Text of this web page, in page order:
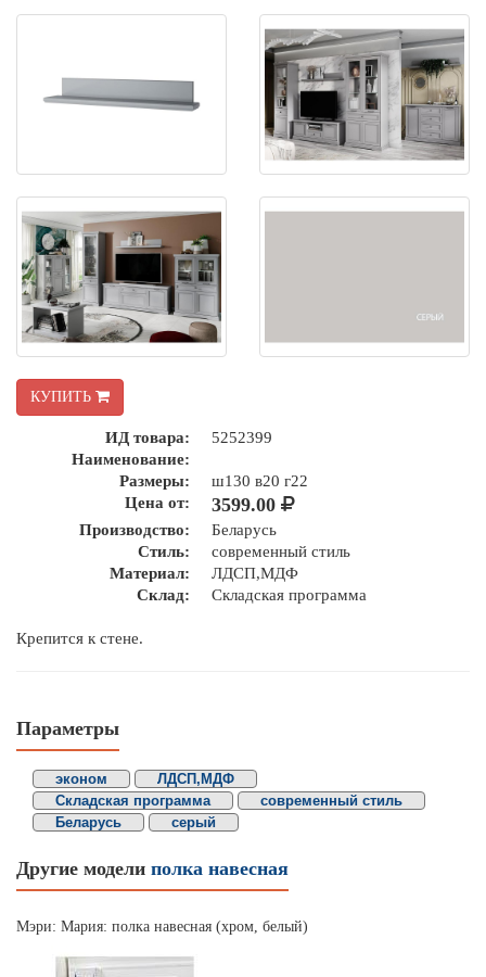
КУПИТЬ
ИД товара:
5252399
Наименование:
Размеры:
ш130 в20 г22
Цена от:
3599.00
Производство:
Беларусь
Стиль:
современный стиль
Материал:
ЛДСП,МДФ
Склад:
Складская программа
Крепится к стене.
Параметры
эконом
ЛДСП,МДФ
Складская программа
современный стиль
Беларусь
серый
Другие модели полка навесная
Мэри: Мария: полка навесная (хром, белый)